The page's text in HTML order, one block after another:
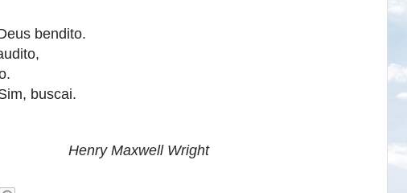
bendito.
buscai.
Henry Maxwell Wright